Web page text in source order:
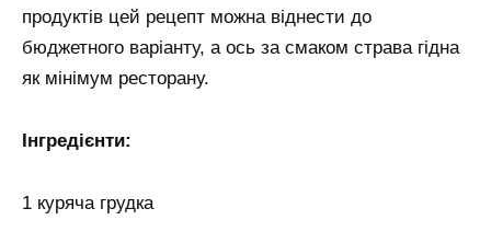
продуктів цей рецепт можна віднести до
бюджетного варіанту, а ось за смаком страва гідна
як мінімум ресторану.
Інгредієнти:
1 куряча грудка